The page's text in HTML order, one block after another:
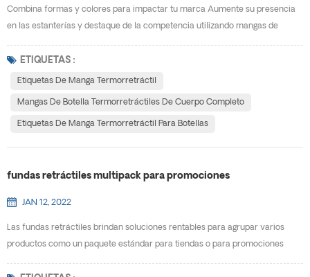
Combina formas y colores para impactar tu marca Aumente su presencia
en las estanterías y destaque de la competencia utilizando mangas de
cuerpo completo, maximizará el espacio que tiene para promover su marca
y hacer llegar su mensaje a los consumidores. Las etiquetas retráctiles se
ETIQUETAS :
Etiquetas De Manga Termorretráctil
Mangas De Botella Termorretráctiles De Cuerpo Completo
Etiquetas De Manga Termorretráctil Para Botellas
fundas retráctiles multipack para promociones
JAN 12, 2022
Las fundas retráctiles brindan soluciones rentables para agrupar varios
productos como un paquete estándar para tiendas o para promociones